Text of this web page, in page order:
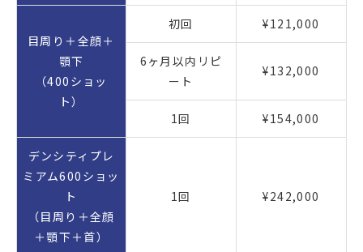
目周り＋全顔＋
顎下
（400ショッ
ト）
初回 ¥121,000
6ヶ月以内リピ
ート
¥132,000
1回 ¥154,000
デンシティプレ
ミアム600ショッ
ト
（目周り＋全顔
＋顎下＋首）
1回 ¥242,000